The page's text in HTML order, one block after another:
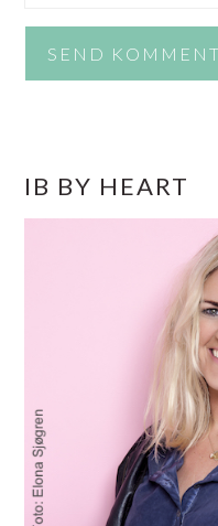
SIDEBAR
IB BY HEART